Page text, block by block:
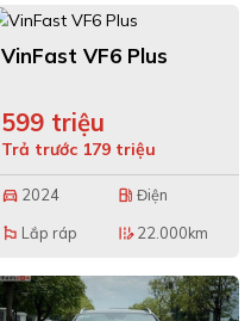
VinFast VF6 Plus
599 triệu
Trả trước 179 triệu
directions_car 2024 local_gas_station Điện
emoji_flags Lắp ráp edit_road 22.000km